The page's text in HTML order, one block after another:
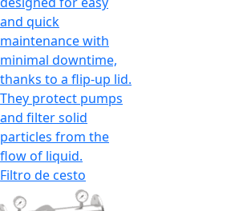
Filtro de cesto